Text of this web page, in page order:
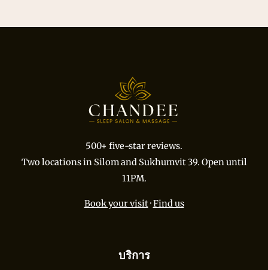
500+ five-star reviews.
Two locations in Silom and Sukhumvit 39. Open until
11PM.
Book your visit·Find us
บริการ